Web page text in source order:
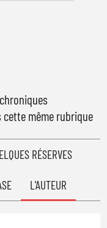
cette même rubrique
RÉSERVES
L'AUTEUR